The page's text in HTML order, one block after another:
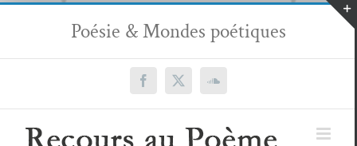
Passer
contenu
Poésie & Mondes poétiques
Facebook
X SoundCloud